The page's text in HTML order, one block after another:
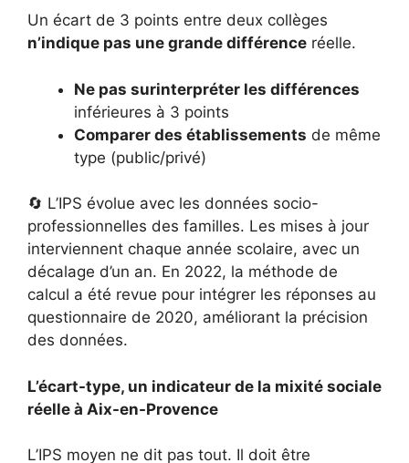
Un écart de 3 points entre deux collèges
n’indique pas une grande différence réelle.
Ne pas surinterpréter les différences
inférieures à 3 points
Comparer des établissements de même
type (public/privé)
🔄 L’IPS évolue avec les données socio-
professionnelles des familles. Les mises à jour
interviennent chaque année scolaire, avec un
décalage d’un an. En 2022, la méthode de
calcul a été revue pour intégrer les réponses au
questionnaire de 2020, améliorant la précision
des données.
L’écart-type, un indicateur de la mixité sociale
réelle à Aix-en-Provence
L’IPS moyen ne dit pas tout. Il doit être